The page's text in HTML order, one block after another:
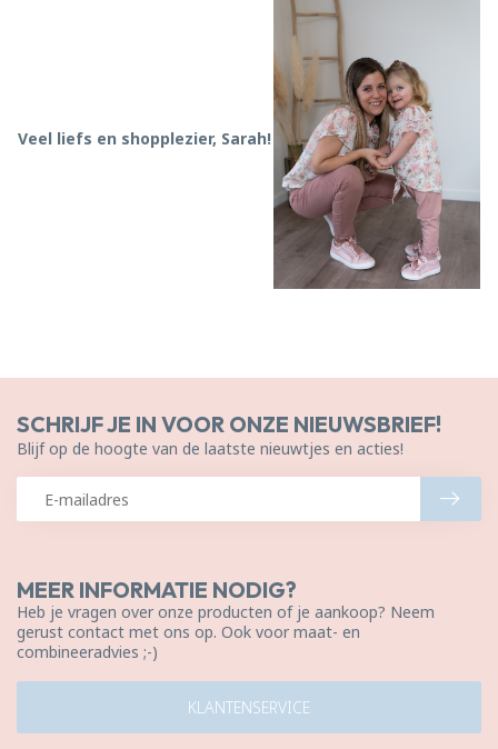
Veel liefs en shopplezier, Sarah!
MEER INFORMATIE NODIG?
Heb je vragen over onze producten of je aankoop? Neem
gerust contact met ons op. Ook voor maat- en
combineeradvies ;-)
KLANTENSERVICE
SCHRIJF JE IN VOOR ONZE NIEUWSBRIEF!
Blijf op de hoogte van de laatste nieuwtjes en acties!